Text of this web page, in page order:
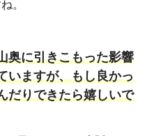
。
奥に引きこもった影響
いますが、もし良かっ
だりできたら嬉しいで